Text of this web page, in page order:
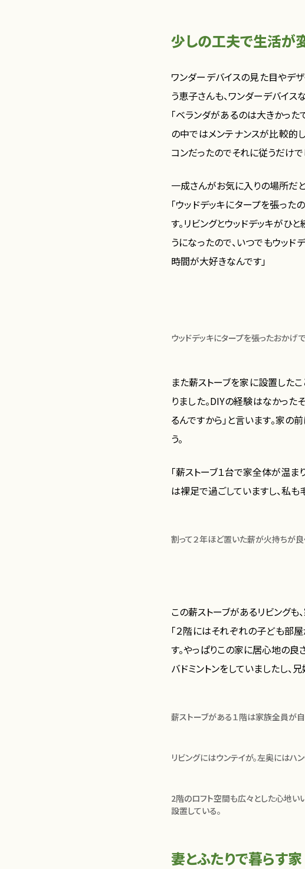
少しの工夫で生活が
ワンダーデバイスの見た目やデ
う恵子さんも、ワンダーデバイス
「ベランダがあるのは大きかっ
の中ではメンテナンスが比較的
コンだったのでそれに従うだけで
一成さんがお気に入りの場所だ
「ウッドデッキにタープを張った
す。リビングとウッドデッキがひ
うになったので、いつでもウッ
時間が大好きなんです」
ウッドデッキにタープを張ったおかげ
また薪ストーブを家に設置した
りました。DIYの経験はなかった
るんですから」と言います。家
う。
「薪ストーブ１台で家全体が温ま
は裸足で過ごしていますし、私も
割って２年ほど置いた薪が火持ちが良
この薪ストーブがあるリビングも
「２階にはそれぞれの子ども部
す。やっぱりこの家に居心地の
バドミントンをしていましたし、
薪ストーブがある１階は家族全員が
リビングにはウンテイが。左奥にはハ
2階のロフト空間も広々とした心地い
設置している。
妻とふたりで暮らす家